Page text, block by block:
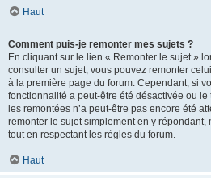
Haut
Comment puis-je remonter mes sujets ?
En cliquant sur le lien « Remonter le sujet »
consulter un sujet, vous pouvez remonter
à la première page du forum. Cependant, si
fonctionnalité a peut-être été désactivée ou le
les remontées n’a peut-être pas encore été
remonter le sujet simplement en y répondant,
tout en respectant les règles du forum.
Haut